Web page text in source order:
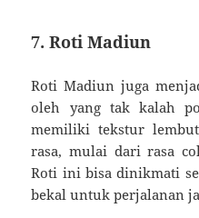
7. Roti Madiun
Roti Madiun juga
oleh yang tak kalah
memiliki tekstur
rasa, mulai dari rasa
Roti ini bisa dinikmati
bekal untuk perjalanan